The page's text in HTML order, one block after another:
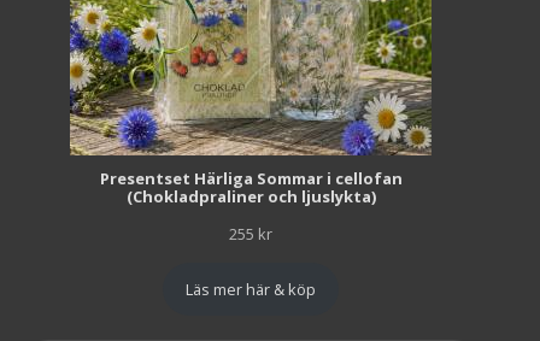
Presentset Härliga Sommar i cellofan
(Chokladpraliner och ljuslykta)
255 kr
Läs mer här & köp